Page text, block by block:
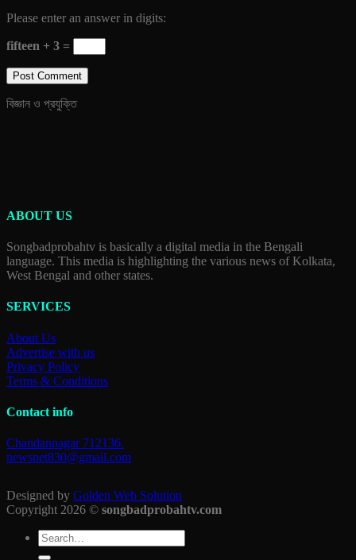
Please enter an answer in digits:
fifteen + 3 =
বিজ্ঞান ও প্রযুক্তি
ABOUT US
Songbadprobahtv is basically a digital media in the Bengali
language. This media is highlighting the various news of Kolkata,
West Bengal and other states.
SERVICES
About Us
Advertise with us
Privacy Policy
Terms & Conditions
Contact info
Chandannagar 712136.
newsnet830@gmail.com
Designed by Golden Web Solution
Copyright 2026 © songbadprobahtv.com